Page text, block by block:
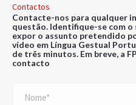
Contactos
Contacte-nos para qualquer
questão. Identifique-se com o
expor o assunto pretendido
vídeo em Língua Gestual
de três minutos. Em breve, a
contacto